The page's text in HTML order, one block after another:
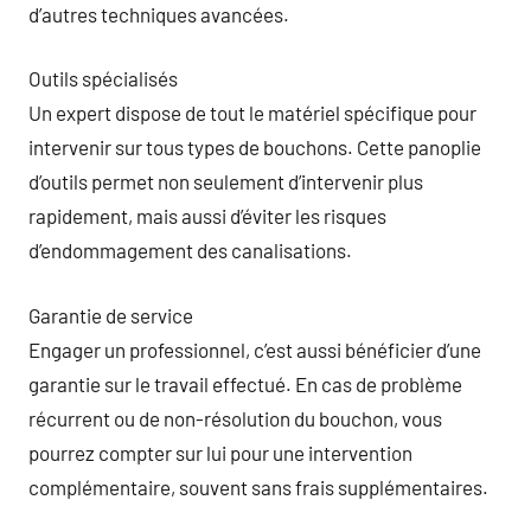
d’autres techniques avancées.
Outils spécialisés
Un expert dispose de tout le matériel spécifique pour
intervenir sur tous types de bouchons. Cette panoplie
d’outils permet non seulement d’intervenir plus
rapidement, mais aussi d’éviter les risques
d’endommagement des canalisations.
Garantie de service
Engager un professionnel, c’est aussi bénéficier d’une
garantie sur le travail effectué. En cas de problème
récurrent ou de non-résolution du bouchon, vous
pourrez compter sur lui pour une intervention
complémentaire, souvent sans frais supplémentaires.